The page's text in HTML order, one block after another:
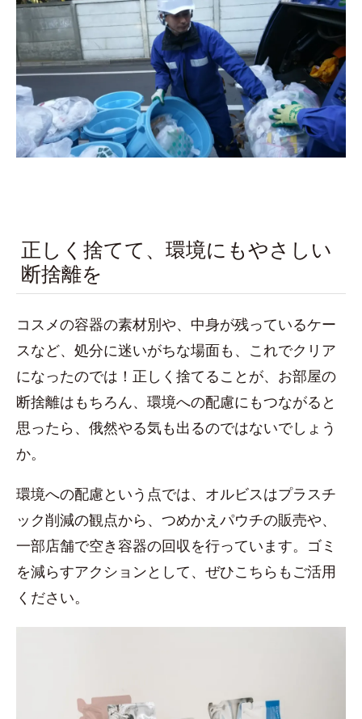
正しく捨てて、環境にもやさしい
断捨離を
コスメの容器の素材別や、中身が残っているケー
スなど、処分に迷いがちな場面も、これでクリア
になったのでは！正しく捨てることが、お部屋の
断捨離はもちろん、環境への配慮にもつながると
思ったら、俄然やる気も出るのではないでしょう
か。
環境への配慮という点では、オルビスはプラスチ
ック削減の観点から、つめかえパウチの販売や、
一部店舗で空き容器の回収を行っています。ゴミ
を減らすアクションとして、ぜひこちらもご活用
ください。